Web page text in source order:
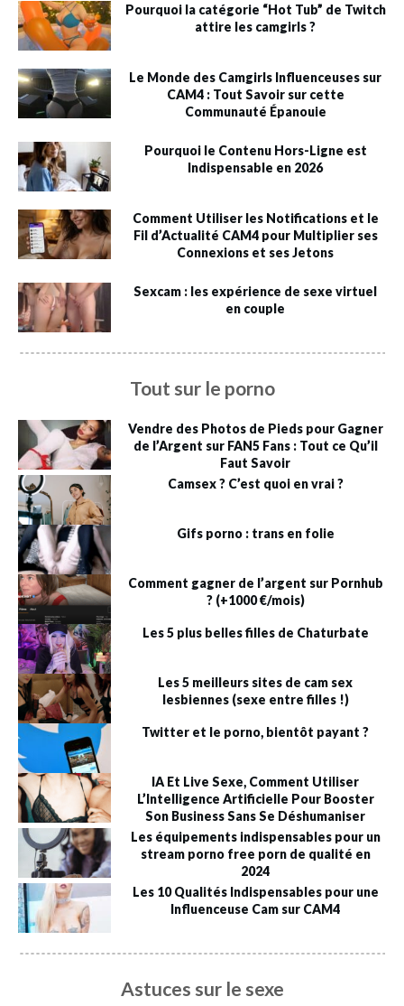
Pourquoi la catégorie “Hot Tub” de Twitch
attire les camgirls ?
Le Monde des Camgirls Influenceuses sur
CAM4 : Tout Savoir sur cette
Communauté Épanouie
Pourquoi le Contenu Hors-Ligne est
Indispensable en 2026
Comment Utiliser les Notifications et le
Fil d’Actualité CAM4 pour Multiplier ses
Connexions et ses Jetons
Sexcam : les expérience de sexe virtuel
en couple
Tout sur le porno
Vendre des Photos de Pieds pour Gagner
de l’Argent sur FAN5 Fans : Tout ce Qu’il
Faut Savoir
Camsex ? C’est quoi en vrai ?
Gifs porno : trans en folie
Comment gagner de l’argent sur Pornhub
? (+1000 €/mois)
Les 5 plus belles filles de Chaturbate
Les 5 meilleurs sites de cam sex
lesbiennes (sexe entre filles !)
Twitter et le porno, bientôt payant ?
IA Et Live Sexe, Comment Utiliser
L’Intelligence Artificielle Pour Booster
Son Business Sans Se Déshumaniser
Les équipements indispensables pour un
stream porno free porn de qualité en
2024
Les 10 Qualités Indispensables pour une
Influenceuse Cam sur CAM4
Astuces sur le sexe